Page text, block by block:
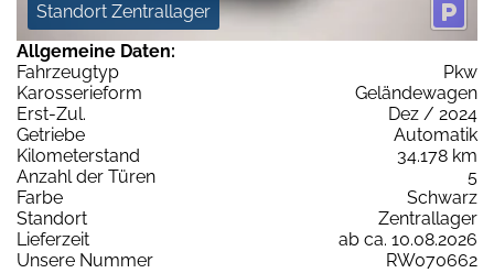
Standort Zentrallager
Allgemeine Daten:
Fahrzeugtyp
Pkw
Karosserieform
Geländewagen
Erst-Zul.
Dez / 2024
Getriebe
Automatik
Kilometerstand
34.178 km
Anzahl der Türen
5
Farbe
Schwarz
Standort
Zentrallager
Lieferzeit
ab ca. 10.08.2026
Unsere Nummer
RW070662